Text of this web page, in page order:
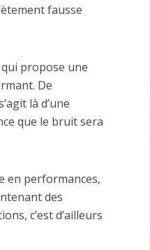
fausse
propose une
De
là d’une
que le bruit sera
en performances,
des
c’est d’ailleurs